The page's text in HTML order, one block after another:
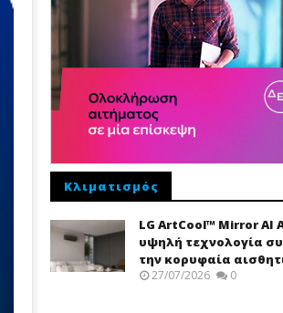
Κλιματισμός
LG ArtCool™ Mirror AI
υψηλή τεχνολογία
την κορυφαία
27/07/2026 0